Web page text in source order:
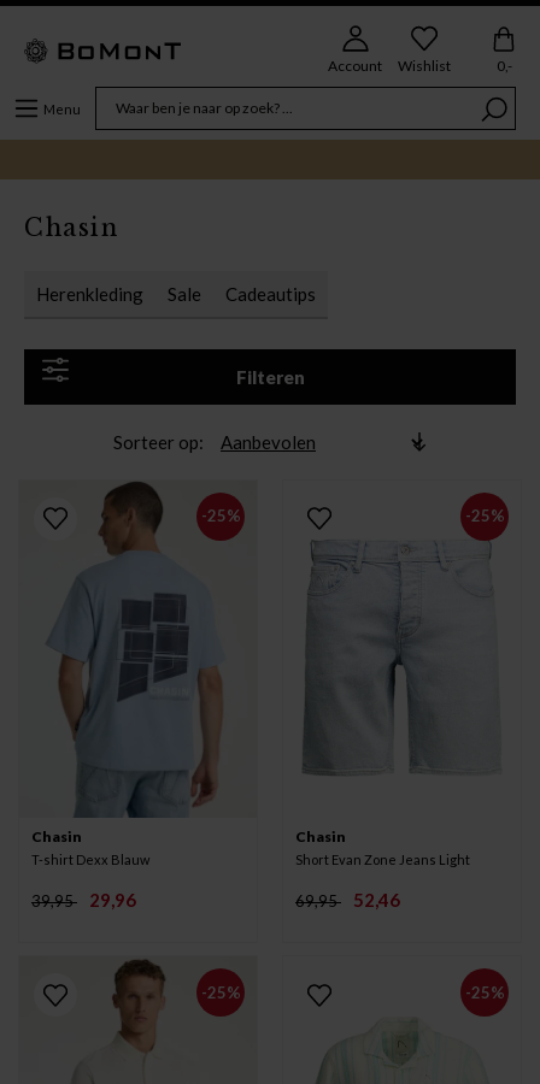
Menu
Account Wishlist 0,-
Herenkleding Sale Cadeautips
Filteren
Chasin
Sorteer op
-25%
Chasin
T-shirt Dexx Blauw
39,95 29,96
-25%
Chasin
Short Evan Zone Jeans Light
69,95 52,46
-25% -25%